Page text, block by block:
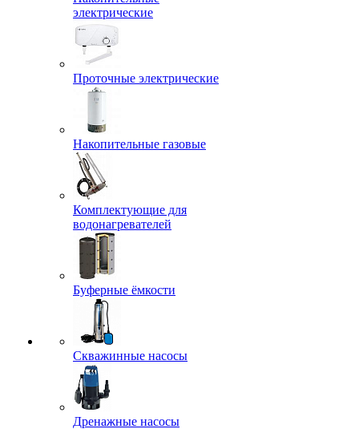
электрические
Проточные электрические
Накопительные газовые
Комплектующие для
водонагревателей
Буферные ёмкости
Скважинные насосы
Дренажные насосы